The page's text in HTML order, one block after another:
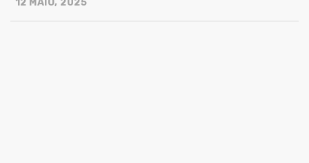
12 MAIO, 2025